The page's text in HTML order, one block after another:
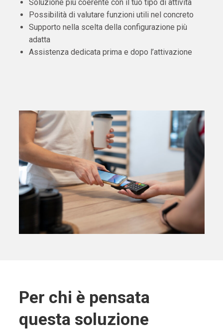
Soluzione più coerente con il tuo tipo di attività
Possibilità di valutare funzioni utili nel concreto
Supporto nella scelta della configurazione più
adatta
Assistenza dedicata prima e dopo l’attivazione
Per chi è pensata
questa soluzione